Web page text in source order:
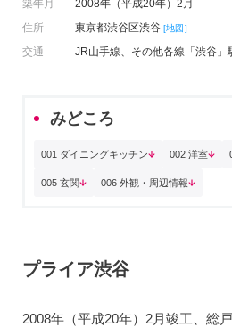
築年月
2008年（平成20年）2月
住所
東京都渋谷区渋谷 [地図]
交通 JR山手線、その他各線「渋谷」
みどころ
001 ダイニングキッチン 002 洋室
005 玄関 006 外観・周辺情報
プライア渋谷
2008年（平成20年）2月竣工、総